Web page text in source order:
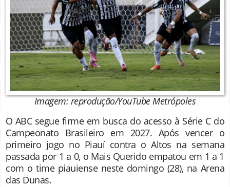
Imagem: reprodução/YouTube Metrópoles
O ABC segue firme em busca do acesso à Série C do
Campeonato Brasileiro em 2027. Após vencer o
primeiro jogo no Piauí contra o Altos na semana
passada por 1 a 0, o Mais Querido empatou em 1 a 1
com o time piauiense neste domingo (28), na Arena
das Dunas.